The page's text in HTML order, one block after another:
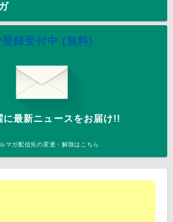
登録受付中 (無料)
に最新ニュースをお届け!!
マガ配信先の変更・解除はこちら